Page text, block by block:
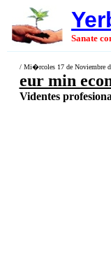
Sanate
/ Mi�rcoles 17 de Noviembre
eur min
Videntes